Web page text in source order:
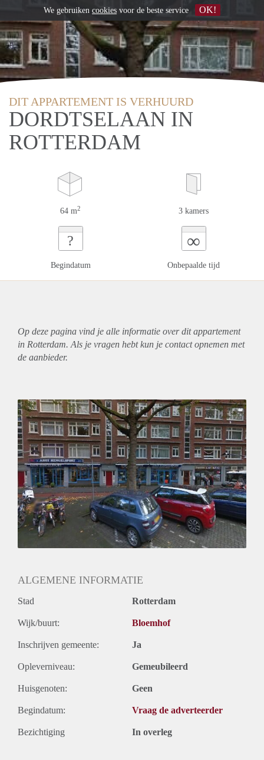
DIT APPARTEMENT IS VERHUURD
DORDTSELAAN IN
ROTTERDAM
64 m2 3 kamers
?
Begindatum
∞
Onbepaalde tijd
Op deze pagina vind je alle informatie over ditappartement
in Rotterdam. Als je vragen hebt kun je contact opnemen met
de aanbieder.
ALGEMENE INFORMATIE
Stad Rotterdam
Wijk/buurt: Bloemhof
Inschrijven gemeente: Ja
Opleverniveau: Gemeubileerd
Huisgenoten: Geen
Begindatum: Vraag de adverteerder
Bezichtiging In overleg
We gebruiken cookies voor de beste service OK!